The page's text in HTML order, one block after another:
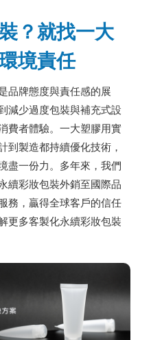
？就找一大
境責任
品牌態度與責任感的展
減少過度包裝與補充式設
費者體驗。一大塑膠用實
到製造都持續優化技術，
盡一份力。多年來，我們
續彩妝包裝外銷至國際品
務，贏得全球客戶的信任
更多客製化永續彩妝包裝